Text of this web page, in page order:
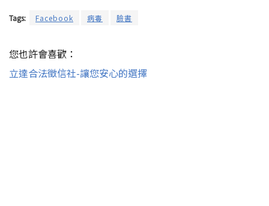
Tags: Facebook 病毒 臉書
您也許會喜歡：
立達合法徵信社-讓您安心的選擇